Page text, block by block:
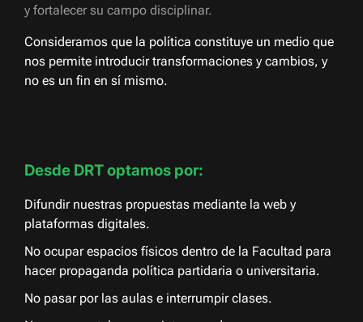
y fortalecer su campo disciplinar.
Consideramos que la política constituye un medio que
nos permite introducir transformaciones y cambios, y
no es un fin en sí mismo.
Desde DRT optamos por:
Difundir nuestras propuestas mediante la web y
plataformas digitales.
No ocupar espacios físicos dentro de la Facultad para
hacer propaganda política partidaria o universitaria.
No pasar por las aulas e interrumpir clases.